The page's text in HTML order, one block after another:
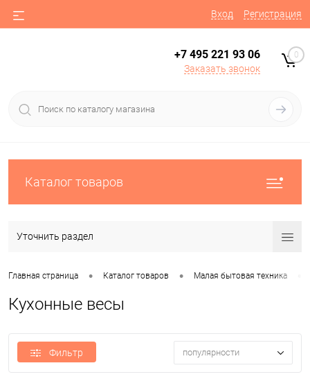
Вход Регистрация
+7 495 221 93 06
Заказать звонок
0
Каталог товаров
Уточнить раздел
Главная страница • Каталог товаров • Малая бытовая техника
Кухонные весы
Фильтр популярности